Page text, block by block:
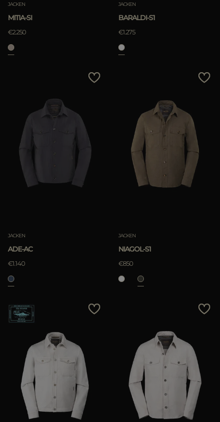
JACKEN
MITIA-SI
€2.250
JACKEN
BARALDI-S1
€1.275
JACKEN
ADE-AC
€1.140
JACKEN
NIAGOL-S1
€850